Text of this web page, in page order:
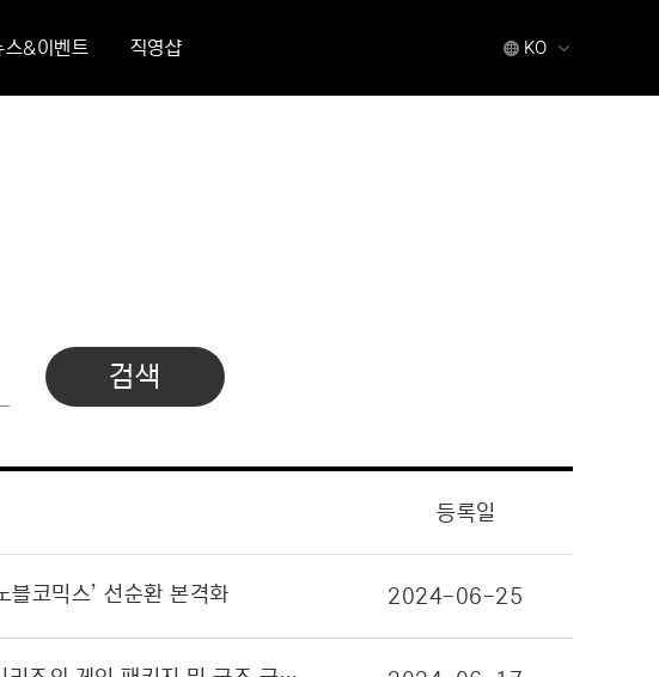
스&이벤트 직영샵 KO
검색
등록일
코믹스’ 선순환 본격화 2024-06-25